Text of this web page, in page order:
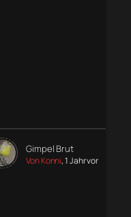
Gimpel Brut
Von Konni, 1 Jahr vor